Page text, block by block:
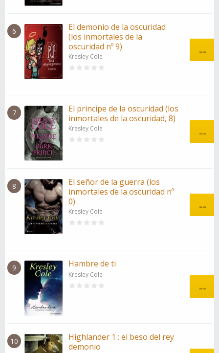
6
El demonio de la oscuridad
(los inmortales de la
oscuridad nº 9)
Kresley Cole --
7
El principe de la oscuridad (los
inmortales de la oscuridad, 8)
Kresley Cole --
8
El señor de la guerra (los
inmortales de la oscuridad nº
0)
Kresley Cole --
9 Hambre de ti
Kresley Cole
--
10
Highlander 1 : el beso del rey
demonio